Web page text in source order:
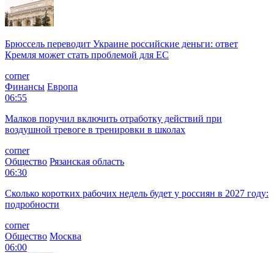
Брюссель переводит Украине российские деньги: ответ
Кремля может стать проблемой для EC
corner
Финансы Европа
06:55
Малков поручил включить отработку действий при
воздушной тревоге в тренировки в школах
corner
Общество Рязанская область
06:30
Сколько коротких рабочих недель будет у россиян в 2027 году:
подробности
corner
Общество Москва
06:00